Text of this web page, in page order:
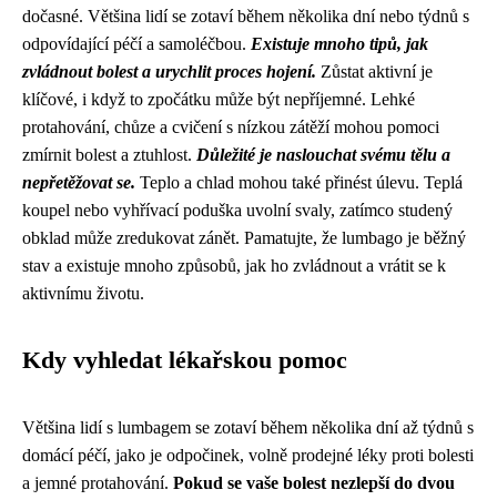
dočasné. Většina lidí se zotaví během několika dní nebo týdnů s
odpovídající péčí a samoléčbou. Existuje mnoho tipů, jak
zvládnout bolest a urychlit proces hojení. Zůstat aktivní je
klíčové, i když to zpočátku může být nepříjemné. Lehké
protahování, chůze a cvičení s nízkou zátěží mohou pomoci
zmírnit bolest a ztuhlost. Důležité je naslouchat svému tělu a
nepřetěžovat se. Teplo a chlad mohou také přinést úlevu. Teplá
koupel nebo vyhřívací poduška uvolní svaly, zatímco studený
obklad může zredukovat zánět. Pamatujte, že lumbago je běžný
stav a existuje mnoho způsobů, jak ho zvládnout a vrátit se k
aktivnímu životu.
Kdy vyhledat lékařskou pomoc
Většina lidí s lumbagem se zotaví během několika dní až týdnů s
domácí péčí, jako je odpočinek, volně prodejné léky proti bolesti
a jemné protahování. Pokud se vaše bolest nezlepší do dvou